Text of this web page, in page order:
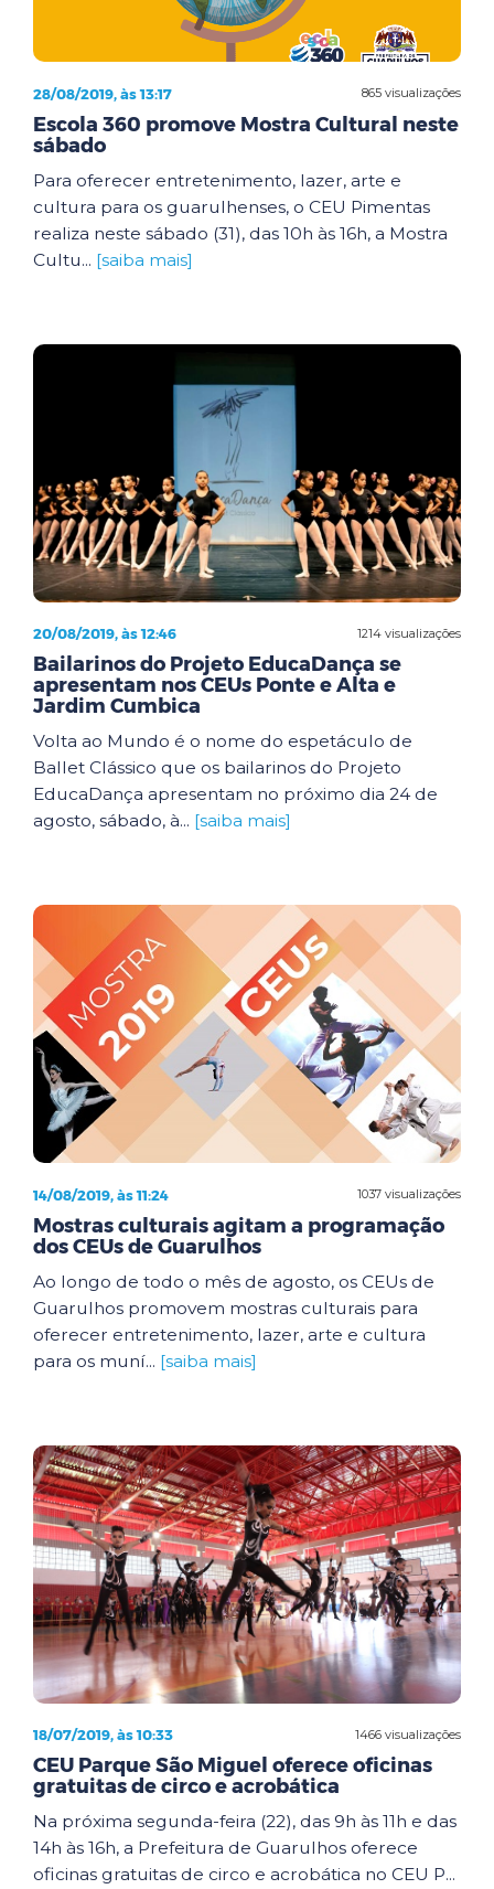
865 visualizações
28/08/2019, às 13:17
Escola 360 promove Mostra Cultural neste
sábado
Para oferecer entretenimento, lazer, arte e
cultura para os guarulhenses, o CEU Pimentas
realiza neste sábado (31), das 10h às 16h, a Mostra
Cultu... [saiba mais]
1214 visualizações
20/08/2019, às 12:46
Bailarinos do Projeto EducaDança se
apresentam nos CEUs Ponte e Alta e
Jardim Cumbica
Volta ao Mundo é o nome do espetáculo de
Ballet Clássico que os bailarinos do Projeto
EducaDança apresentam no próximo dia 24 de
agosto, sábado, à... [saiba mais]
1037 visualizações
14/08/2019, às 11:24
Mostras culturais agitam a programação
dos CEUs de Guarulhos
Ao longo de todo o mês de agosto, os CEUs de
Guarulhos promovem mostras culturais para
oferecer entretenimento, lazer, arte e cultura
para os muní... [saiba mais]
1466 visualizações
18/07/2019, às 10:33
CEU Parque São Miguel oferece oficinas
gratuitas de circo e acrobática
Na próxima segunda-feira (22), das 9h às 11h e das
14h às 16h, a Prefeitura de Guarulhos oferece
oficinas gratuitas de circo e acrobática no CEU P...